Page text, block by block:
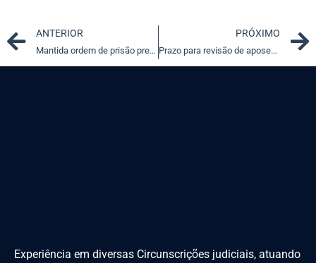
Prev
ANTERIOR
Mantida ordem de prisão preventiva contra ex-prefeita foragida
PRÓXIMO
Prazo para revisão de aposentadoria de servidor é de cinco anos da chegada do ato de concessão à Corte de Contas
Experiência em diversas Circunscrições judiciais, atuando